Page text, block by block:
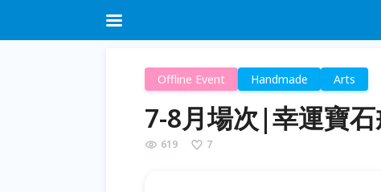
Offline Event Handmade Arts
7-8月場次|幸運寶石
619 7